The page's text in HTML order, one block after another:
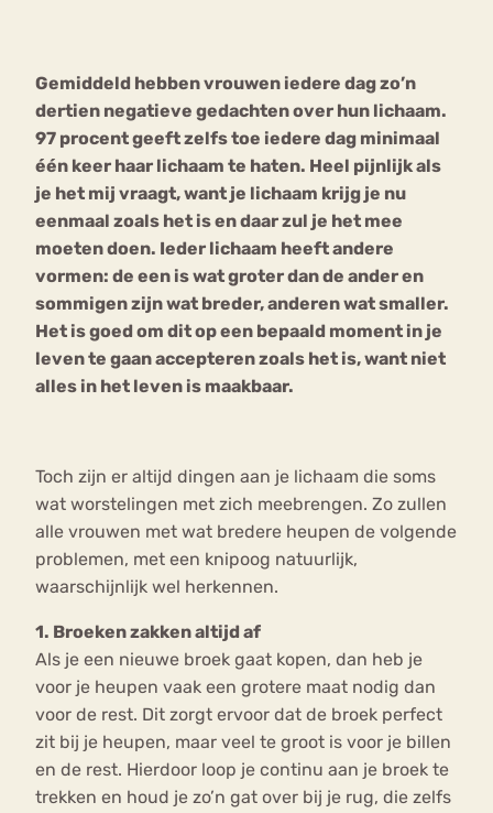
Gemiddeld hebben vrouwen iedere dag zo’n
dertien negatieve gedachten over hun lichaam.
97 procent geeft zelfs toe iedere dag minimaal
één keer haar lichaam te haten. Heel pijnlijk als
je het mij vraagt, want je lichaam krijg je nu
eenmaal zoals het is en daar zul je het mee
moeten doen. Ieder lichaam heeft andere
vormen: de een is wat groter dan de ander en
sommigen zijn wat breder, anderen wat smaller.
Het is goed om dit op een bepaald moment in je
leven te gaan accepteren zoals het is, want niet
alles in het leven is maakbaar.
Toch zijn er altijd dingen aan je lichaam die soms
wat worstelingen met zich meebrengen. Zo zullen
alle vrouwen met wat bredere heupen de volgende
problemen, met een knipoog natuurlijk,
waarschijnlijk wel herkennen.
1. Broeken zakken altijd af
Als je een nieuwe broek gaat kopen, dan heb je
voor je heupen vaak een grotere maat nodig dan
voor de rest. Dit zorgt ervoor dat de broek perfect
zit bij je heupen, maar veel te groot is voor je billen
en de rest. Hierdoor loop je continu aan je broek te
trekken en houd je zo’n gat over bij je rug, die zelfs
Chat
Forum
mia
Nerv
osa
Eetstoornis Anorexia Nervosa
Eetbuien Piekeren Sport
Trauma
Orthorexia
Afvallen Angst